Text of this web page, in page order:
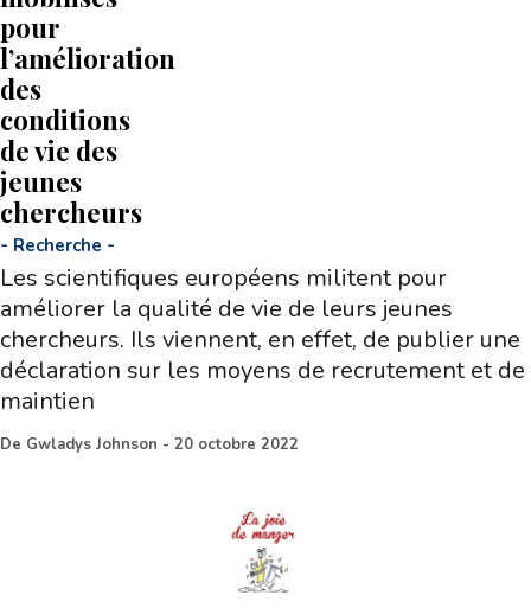
pour
l’amélioration
des
conditions
de vie des
jeunes
chercheurs
- Recherche -
Les scientifiques européens militent pour
améliorer la qualité de vie de leurs jeunes
chercheurs. Ils viennent, en effet, de publier une
déclaration sur les moyens de recrutement et de
maintien
De Gwladys Johnson - 20 octobre 2022